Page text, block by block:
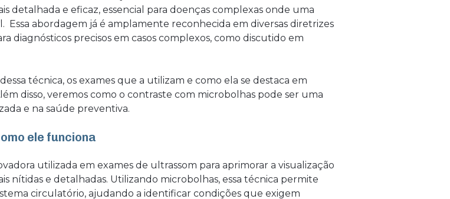
detalhada e eficaz, essencial para doenças complexas onde uma
Essa abordagem já é amplamente reconhecida em diversas diretrizes
diagnósticos precisos em casos complexos, como discutido em
técnica, os exames que a utilizam e como ela se destaca em
disso, veremos como o contraste com microbolhas pode ser uma
e na saúde preventiva.
ele funciona
utilizada em exames de ultrassom para aprimorar a visualização
nítidas e detalhadas. Utilizando microbolhas, essa técnica permite
circulatório, ajudando a identificar condições que exigem